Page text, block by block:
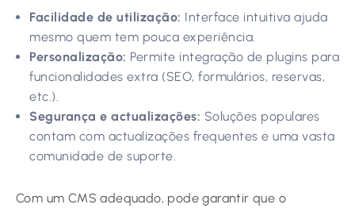
Facilidade de utilização: Interface intuitiva ajuda
mesmo quem tem pouca experiência.
Personalização: Permite integração de plugins para
funcionalidades extra (SEO, formulários, reservas,
etc.).
Segurança e actualizações: Soluções populares
contam com actualizações frequentes e uma vasta
comunidade de suporte.
Com um CMS adequado, pode garantir que o